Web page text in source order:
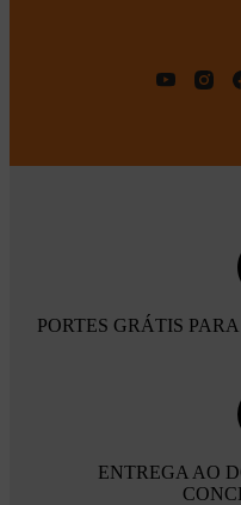
PORTES GRÁTIS
ENTREGA AO